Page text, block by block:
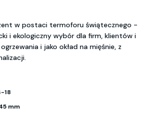
w postaci termoforu świątecznego -
i ekologiczny wybór dla firm, klientów i
i jako okład na mięśnie, z
18
mm